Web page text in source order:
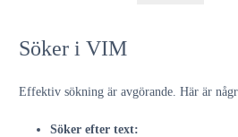
Söker i VIM
Effektiv sökning är avgörande. Här är
Söker efter text: